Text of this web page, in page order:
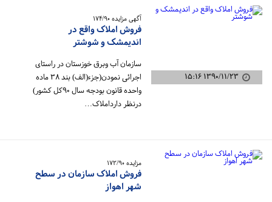
۱۳۹۰/۱۱/۲۳ ۱۵:۱۶
آگهی مزایده ۱۷۴/۹۰
فروش املاک واقع در
اندیمشک و شوشتر
سازمان آب وبرق خوزستان در راستای
اجرائی نمودن(جزء(الف) بند ۳۸ ماده
واحده قانون بودجه سال ۹۰کل کشور)
درنظر دارداملاک…
مزایده ۱۷۲/۹۰
فروش املاک سازمان در سطح
شهر اهواز